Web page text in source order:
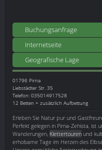
Buchungsanfrage
Internetseite
Geografische Lage
01796 Pirna
Liebstädter Str. 35
Telefon: 035014917528
12 Betten + zusätzlich Aufbettung
Erleben Sie Natur pur und
Perfekt gelegen in Pirna-Zehista, ist
Wanderungen, Klettertouren und
erholsame Tage im Herzen des